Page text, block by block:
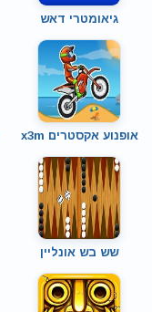
גיאומטרי דאש
אופנוע אקסטרים x3m
שש בש אונליין